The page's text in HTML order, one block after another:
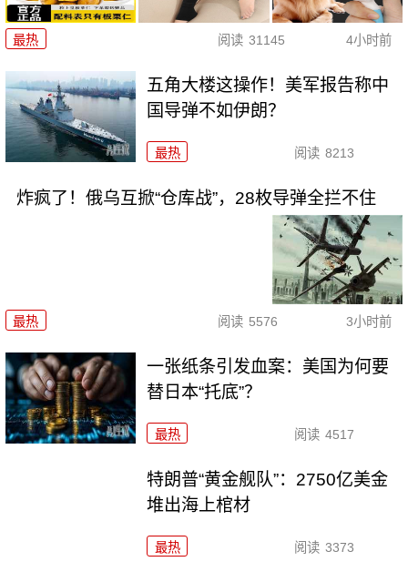
最热 阅读 31145 4小时前
五角大楼这操作！美军报告称中
国导弹不如伊朗？
最热 阅读 8213
炸疯了！俄乌互掀“仓库战”，28枚导弹全拦不住
最热 阅读 5576 3小时前
一张纸条引发血案：美国为何要
替日本“托底”？
最热 阅读 4517
特朗普“黄金舰队”：2750亿美金
堆出海上棺材
最热 阅读 3373